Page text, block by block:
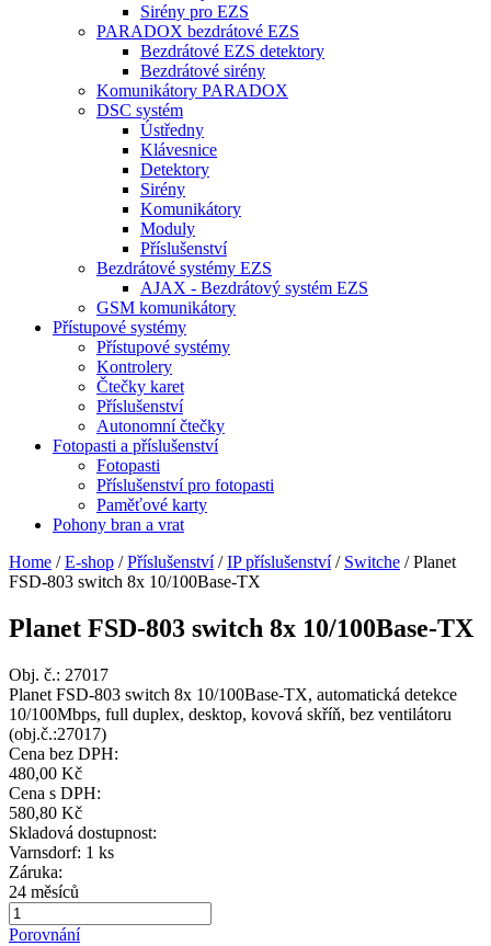
Sirény pro EZS
PARADOX bezdrátové EZS
Bezdrátové EZS detektory
Bezdrátové sirény
Komunikátory PARADOX
DSC systém
Ústředny
Klávesnice
Detektory
Sirény
Komunikátory
Moduly
Příslušenství
Bezdrátové systémy EZS
AJAX - Bezdrátový systém EZS
GSM komunikátory
Přístupové systémy
Přístupové systémy
Kontrolery
Čtečky karet
Příslušenství
Autonomní čtečky
Fotopasti a příslušenství
Fotopasti
Příslušenství pro fotopasti
Paměťové karty
Pohony bran a vrat
Home / E-shop / Příslušenství / IP příslušenství / Switche /Planet
FSD-803 switch 8x 10/100Base-TX
Planet FSD-803 switch 8x 10/100Base-TX
Obj. č.: 27017
Planet FSD-803 switch 8x 10/100Base-TX, automatická detekce
10/100Mbps, full duplex, desktop, kovová skříň, bez ventilátoru
(obj.č.:27017)
Cena bez DPH:
480,00 Kč
Cena s DPH:
580,80 Kč
Skladová dostupnost:
Varnsdorf: 1 ks
Záruka:
24 měsíců
Porovnání